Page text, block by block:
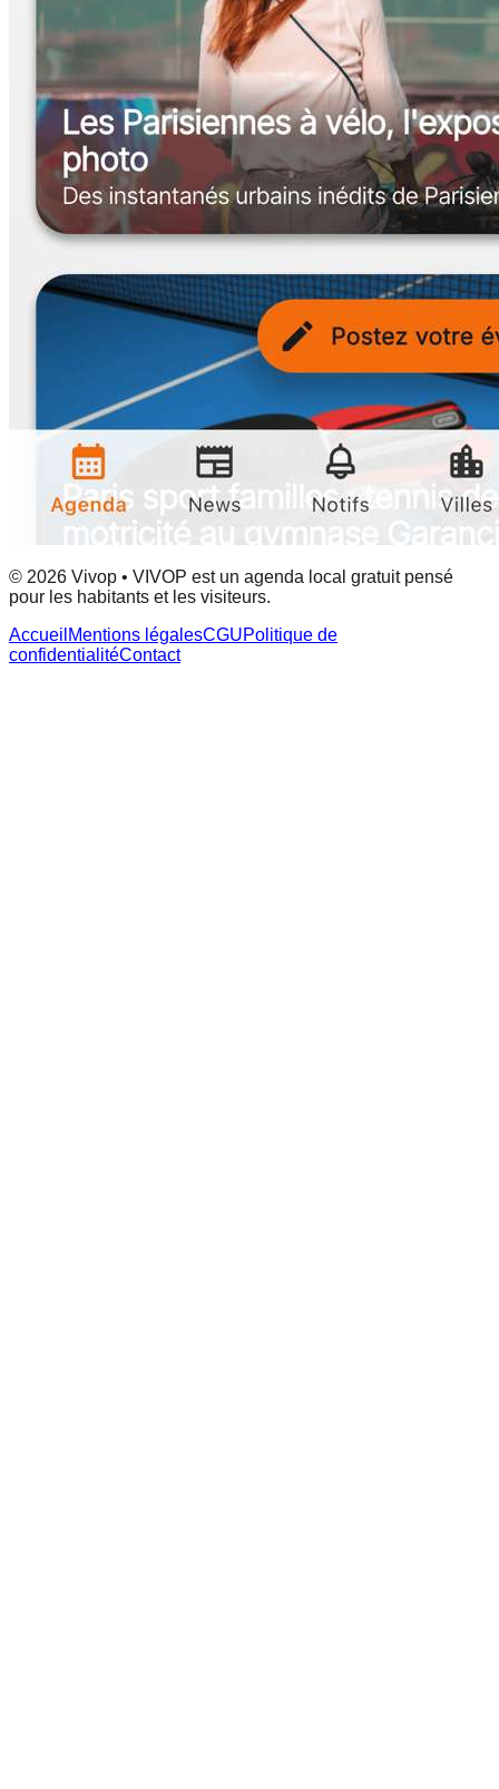
© 2026 Vivop • VIVOP est un agenda local gratuit pensé
pour les habitants et les visiteurs.
Accueil Mentions légalesCGUPolitique de
confidentialitéContact